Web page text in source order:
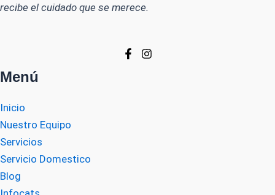
recibe el cuidado que se merece.
Menú
Inicio
Nuestro Equipo
Servicios
Servicio Domestico
Blog